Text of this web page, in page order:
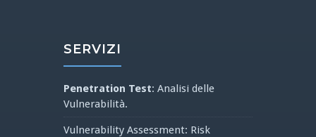
SERVIZI
Penetration Test: Analisi delle
Vulnerabilità.
Vulnerability Assessment: Risk